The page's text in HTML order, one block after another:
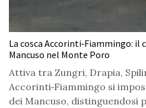
La cosca Accorinti‑Fiammingo: il
Mancuso nel Monte Poro
Attiva tra Zungri, Drapia,
Accorinti‑Fiammingo si
dei Mancuso, distinguendosi